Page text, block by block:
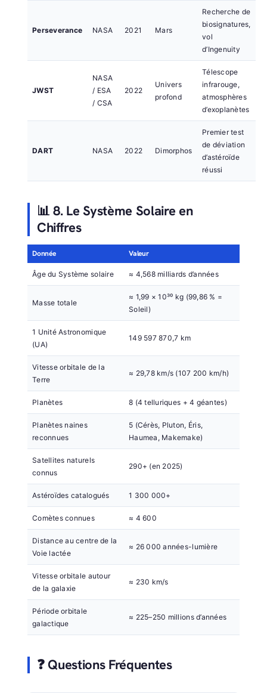
Perseverance NASA 2021 Mars
Recherche de
biosignatures,
vol
d’Ingenuity
JWST
NASA
/ ESA
/ CSA
2022
Univers
profond
Télescope
infrarouge,
atmosphères
d’exoplanètes
DART NASA 2022 Dimorphos
Premier test
de déviation
d’astéroïde
réussi
📊 8. Le Système Solaire en
Chiffres
Donnée Valeur
Âge du Système solaire ≈ 4,568 milliards d’années
Masse totale
≈ 1,99 × 10³⁰ kg (99,86 % =
Soleil)
1 Unité Astronomique
(UA)
149 597 870,7 km
Vitesse orbitale de la
Terre
≈ 29,78 km/s (107 200 km/h)
Planètes 8 (4 telluriques + 4 géantes)
Planètes naines
reconnues
5 (Cérès, Pluton, Éris,
Haumea, Makemake)
Satellites naturels
connus
290+ (en 2025)
Astéroïdes catalogués 1 300 000+
Comètes connues ≈ 4 600
Distance au centre de la
Voie lactée
≈ 26 000 années-lumière
Vitesse orbitale autour
de la galaxie
≈ 230 km/s
Période orbitale
galactique
≈ 225–250 millions d’années
❓ Questions Fréquentes